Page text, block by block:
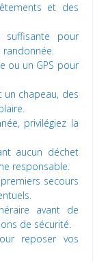
et des
suffisante pour
randonnée.
ou un GPS pour
un chapeau, des
privilégiez la
aucun déchet
responsable.
secours
avant de
de sécurité.
reposer vos